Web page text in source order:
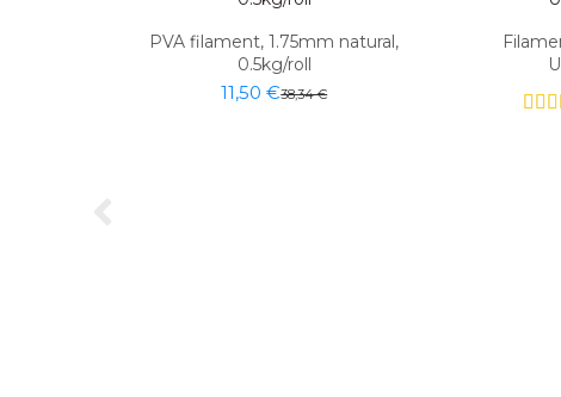
PVA filament, 1.75mm natural,
0.5kg/roll
11,50 €38,34 €